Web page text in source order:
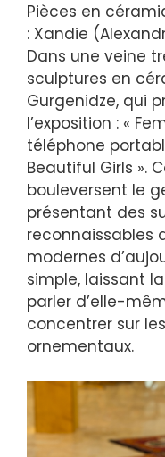
Pièces en
: Xandie
Dans une veine
sculptures en
Gurgenidze, qui
l’exposition : «
téléphone
Beautiful Girls ».
bouleversent le
présentant des
reconnaissables
modernes
simple, laissant
parler d’elle-
concentrer sur
ornementaux.